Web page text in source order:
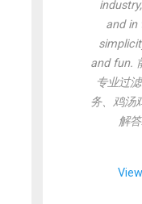
and in
and fun.
专业过
务、鸡汤
解